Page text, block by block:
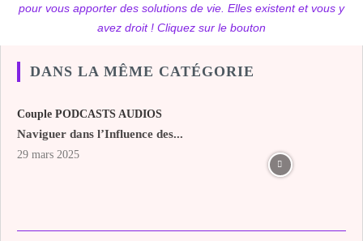
pour vous apporter des solutions de vie. Elles existent et vous y
avez droit ! Cliquez sur le bouton
DANS LA MÊME CATÉGORIE
Couple PODCASTS AUDIOS
Naviguer dans l’Influence des...
29 mars 2025